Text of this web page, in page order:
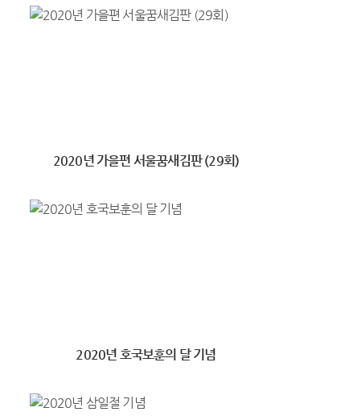
2020년 가을편 서울꿈새김판 (29회)
2020년 호국보훈의 달 기념